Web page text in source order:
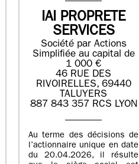
IAI PROPRETE
SERVICES
Société par Actions
Simplifiée au capital de
1 000 €
46 RUE DES
RIVOIRELLES, 69440
TALUYERS
887 843 357 RCS LYON
Au terme des décisions de
l’actionnaire unique en date
du 20.04.2026, il résulte